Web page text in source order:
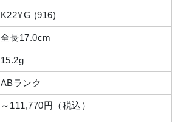
K22YG (916)
全長17.0cm
15.2g
ABランク
～111,770円（税込）